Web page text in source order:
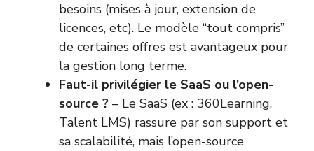
besoins (mises à jour, extension de
licences, etc). Le modèle “tout compris”
de certaines offres est avantageux pour
la gestion long terme.
Faut-il privilégier le SaaS ou l’open-
source ? – Le SaaS (ex : 360Learning,
Talent LMS) rassure par son support et
sa scalabilité, mais l’open-source